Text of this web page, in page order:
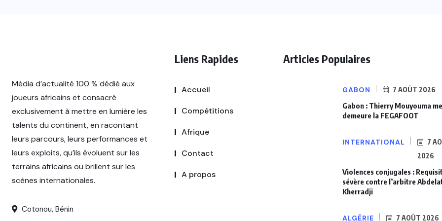
Média d’actualité 100 % dédié aux
joueurs africains et consacré
exclusivement à mettre en lumière les
talents du continent, en racontant
leurs parcours, leurs performances et
leurs exploits, qu’ils évoluent sur les
terrains africains ou brillent sur les
scènes internationales.
Cotonou, Bénin
Liens Rapides
Accueil
Compétitions
Afrique
Contact
A propos
Articles Populaires
GABON 7 AOÛT 2026
Gabon : Thierry Mouyouma
demeure la FEGAFOOT
INTERNATIONAL
7
2026
Violences conjugales :
sévère contre l’arbitre
Kherradji
ALGÉRIE 7 AOÛT 2026
INTERNATIONAL
Violences
conjugales :
Requisitoire
sévère contre
l’arbitre